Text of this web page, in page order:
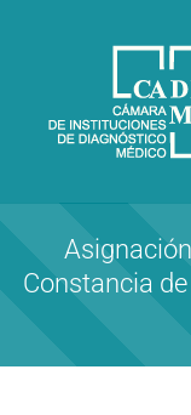
CA.DI.ME.
Cámara de
Constancia